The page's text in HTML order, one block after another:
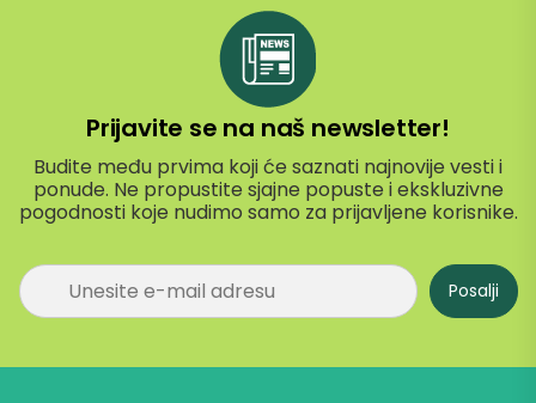
Prijavite se na naš newsletter!
Budite među prvima koji će saznati najnovije vesti i
ponude. Ne propustite sjajne popuste i ekskluzivne
pogodnosti koje nudimo samo za prijavljene korisnike.
P
r
a
Posalji